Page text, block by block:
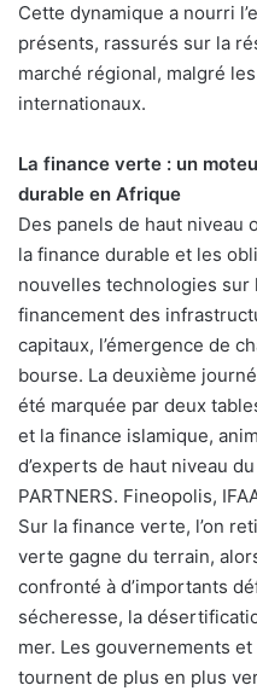
Cette dynamique a nourri
présents, rassurés sur la
marché régional, malgré
internationaux.
La finance verte : un
durable en Afrique
Des panels de haut niveau
la finance durable et les
nouvelles technologies sur
financement des
capitaux, l’émergence de
bourse. La deuxième
été marquée par deux
et la finance islamique,
d’experts de haut niveau du
PARTNERS. Fineopolis,
Sur la finance verte, l’on
verte gagne du terrain,
confronté à d’importants
sécheresse, la
mer. Les gouvernements
tournent de plus en plus